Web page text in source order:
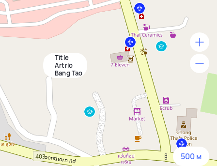
Title
Artrio
Bang Tao
500 м
500 м
1500 м
3 км
5 км